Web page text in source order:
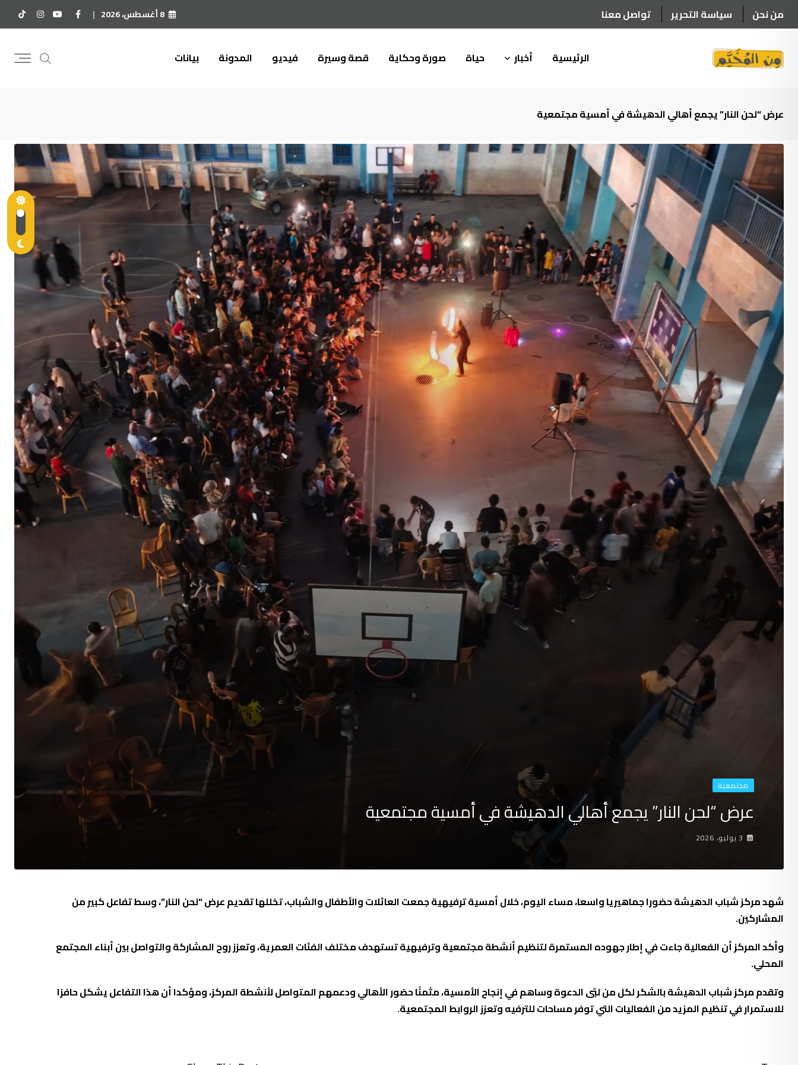
to
من نحن سياسة التحرير تواصل معنا 8 أغسطس، 2026
الرئيسية أخبار حياة صورة وحكاية قصة وسيرة فيديو المدونة بيانات
عرض “لحن النار” يجمع أهالي الدهيشة في أمسية مجتمعية
مجتمعية
عرض “لحن النار” يجمع أهالي الدهيشة في أمسية مجتمعية
3 يوليو، 2026
شهد مركز شباب الدهيشة حضورا جماهيريا واسعا، مساء اليوم، خلال أمسية ترفيهية جمعت العائلات والأطفال والشباب، تخللها تقديم عرض “لحن النار”، وسط تفاعل كبير من
المشاركين.
وأكد المركز أن الفعالية جاءت في إطار جهوده المستمرة لتنظيم أنشطة مجتمعية وترفيهية تستهدف مختلف الفئات العمرية، وتعزز روح المشاركة والتواصل بين أبناء المجتمع
المحلي.
وتقدم مركز شباب الدهيشة بالشكر لكل من لبّى الدعوة وساهم في إنجاح الأمسية، مثمنًا حضور الأهالي ودعمهم المتواصل لأنشطة المركز، ومؤكدا أن هذا التفاعل يشكل حافزا
للاستمرار في تنظيم المزيد من الفعاليات التي توفر مساحات للترفيه وتعزز الروابط المجتمعية.